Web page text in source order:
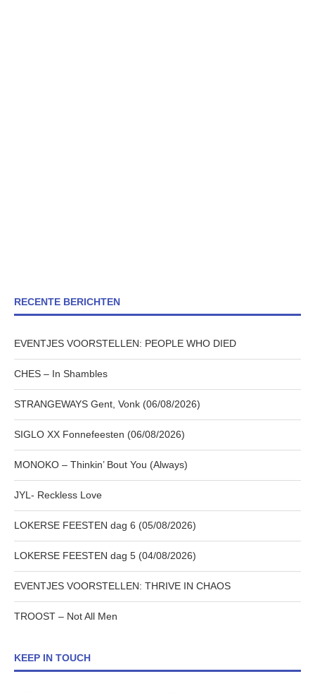
RECENTE BERICHTEN
EVENTJES VOORSTELLEN: PEOPLE WHO DIED
CHES – In Shambles
STRANGEWAYS Gent, Vonk (06/08/2026)
SIGLO XX Fonnefeesten (06/08/2026)
MONOKO – Thinkin’ Bout You (Always)
JYL- Reckless Love
LOKERSE FEESTEN dag 6 (05/08/2026)
LOKERSE FEESTEN dag 5 (04/08/2026)
EVENTJES VOORSTELLEN: THRIVE IN CHAOS
TROOST – Not All Men
KEEP IN TOUCH